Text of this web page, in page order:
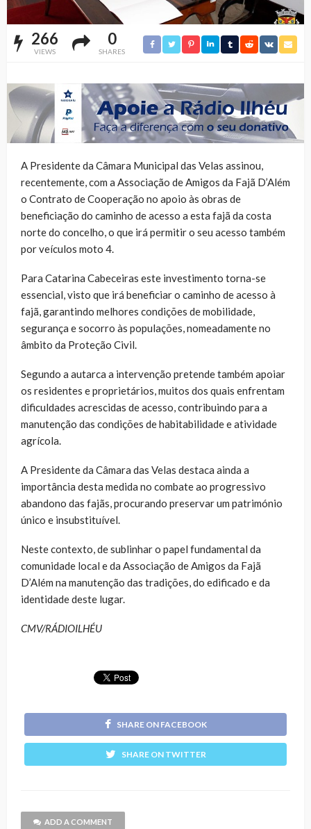
266
VIEWS
0
SHARES
A Presidente da Câmara Municipal das Velas assinou,
recentemente, com a Associação de Amigos da Fajã D’Além
o Contrato de Cooperação no apoio às obras de
beneficiação do caminho de acesso a esta fajã da costa
norte do concelho, o que irá permitir o seu acesso também
por veículos moto 4.
Para Catarina Cabeceiras este investimento torna-se
essencial, visto que irá beneficiar o caminho de acesso à
fajã, garantindo melhores condições de mobilidade,
segurança e socorro às populações, nomeadamente no
âmbito da Proteção Civil.
Segundo a autarca a intervenção pretende também apoiar
os residentes e proprietários, muitos dos quais enfrentam
dificuldades acrescidas de acesso, contribuindo para a
manutenção das condições de habitabilidade e atividade
agrícola.
A Presidente da Câmara das Velas destaca ainda a
importância desta medida no combate ao progressivo
abandono das fajãs, procurando preservar um património
único e insubstituível.
Neste contexto, de sublinhar o papel fundamental da
comunidade local e da Associação de Amigos da Fajã
D’Além na manutenção das tradições, do edificado e da
identidade deste lugar.
CMV/RÁDIOILHÉU
SHARE ON FACEBOOK
SHARE ON TWITTER
ADD A COMMENT